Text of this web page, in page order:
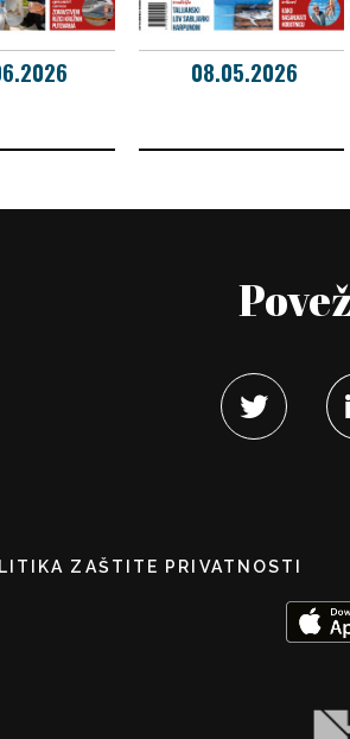
08.05.2026
ZAŠTITE PRIVATNOSTI